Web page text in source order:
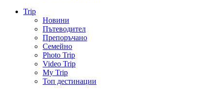
Trip
Новини
Пътеводител
Препоръчано
Семейно
Photo Trip
Video Trip
My Trip
Топ дестинации